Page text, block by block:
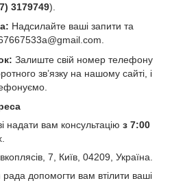
3179749).
Надсилайте ваші запити та
.
Залиште свій номер телефону
зв’язку на нашому сайті, і
надати вам консультацію з 7:00
7, Київ, 04209, Україна.
допомогти вам втілити ваші